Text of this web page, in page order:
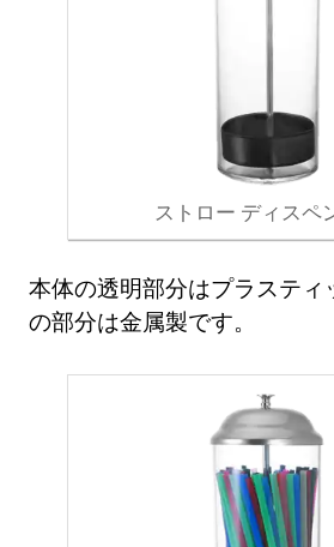
ストロー ディスペ
本体の透明部分はプラスティ
の部分は金属製です。